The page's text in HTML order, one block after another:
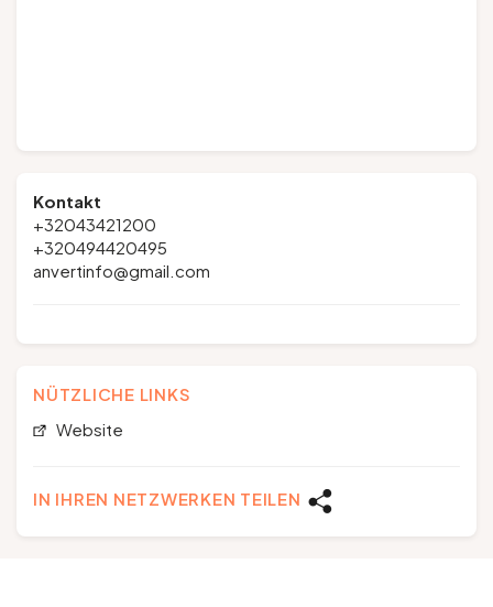
Kontakt
+32043421200
+320494420495
anvertinfo@gmail.com
NÜTZLICHE LINKS
Website
IN IHREN NETZWERKEN TEILEN